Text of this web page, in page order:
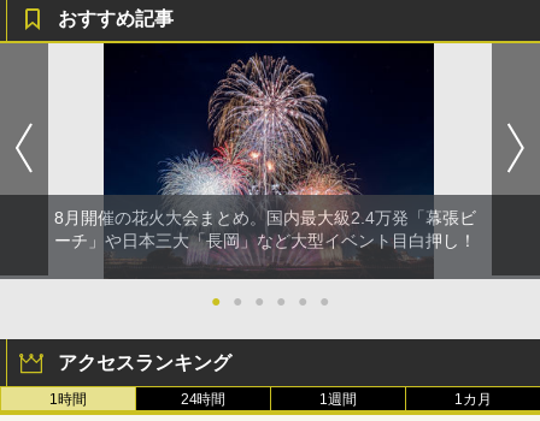
おすすめ記事
8月開催の花火大会まとめ。国内最大級2.4万発「幕張ビ
ーチ」や日本三大「長岡」など大型イベント目白押し！
● ● ● ● ● ●
アクセスランキング
1時間 24時間 1週間 1カ月